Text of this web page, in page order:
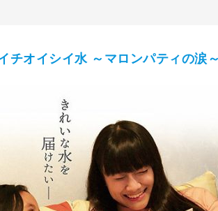
チオイシイ水 ～マロンパティの涙